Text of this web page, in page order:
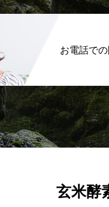
お電話で
玄米酵